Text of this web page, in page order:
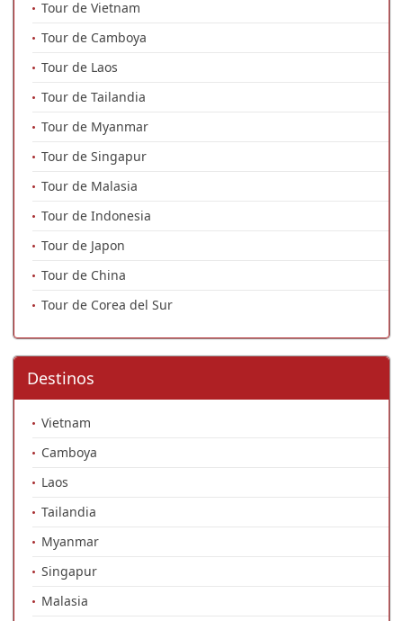
Tour de Vietnam
Tour de Camboya
Tour de Laos
Tour de Tailandia
Tour de Myanmar
Tour de Singapur
Tour de Malasia
Tour de Indonesia
Tour de Japon
Tour de China
Tour de Corea del Sur
Destinos
Vietnam
Camboya
Laos
Tailandia
Myanmar
Singapur
Malasia